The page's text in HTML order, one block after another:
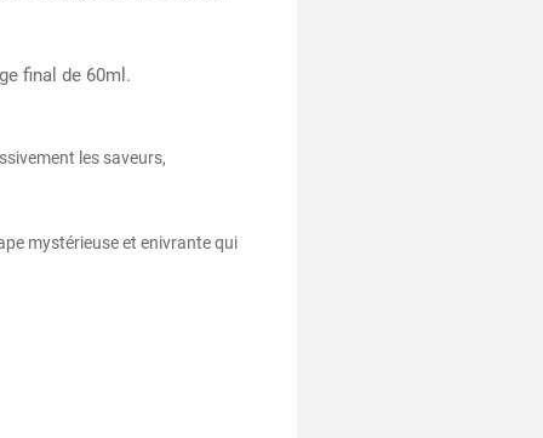
final de 60ml.
les saveurs,
mystérieuse et enivrante qui